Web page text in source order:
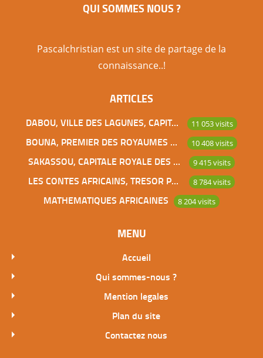
QUI SOMMES NOUS ?
Pascalchristian est un site de partage de la
connaissance..!
ARTICLES
DABOU, VILLE DES LAGUNES, CAPITALE DES ADJOUKROU 11 053 visits
BOUNA, PREMIER DES ROYAUMES DE CÔTE D’IVOIRE 10 408 visits
SAKASSOU, CAPITALE ROYALE DES BAOULES 9 415 visits
LES CONTES AFRICAINS, TRESOR POUR L’HUMANITE 8 784 visits
MATHEMATIQUES AFRICAINES 8 204 visits
MENU
Accueil
Qui sommes-nous ?
Mention legales
Plan du site
Contactez nous